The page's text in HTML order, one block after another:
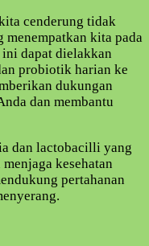
cenderung tidak
menempatkan kita pada
dapat dielakkan
probiotik harian ke
dukungan
dan membantu
dan lactobacilli yang
kesehatan
pertahanan